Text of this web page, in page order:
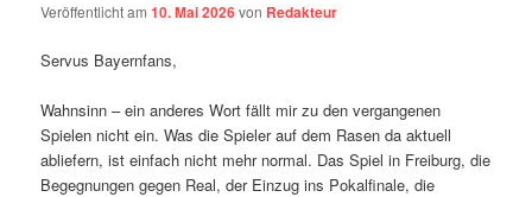
Veröffentlicht am10. Mai 2026von Redakteur
Servus Bayernfans,
Wahnsinn – ein anderes Wort fällt mir zu den vergangenen
Spielen nicht ein. Was die Spieler auf dem Rasen da aktuell
abliefern, ist einfach nicht mehr normal. Das Spiel in Freiburg, die
Begegnungen gegen Real, der Einzug ins Pokalfinale, die